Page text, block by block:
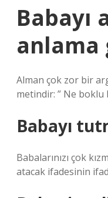
Babayı
anlama
Alman çok zor bir
metindir: ” Ne boklu
Babayı
Babalarınızı çok
atacak ifadesinin